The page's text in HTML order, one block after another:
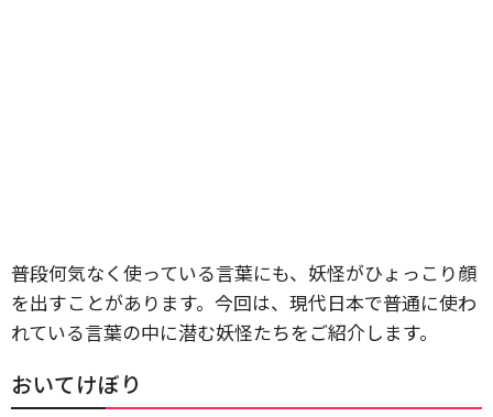
普段何気なく使っている言葉にも、妖怪がひょっこり顔
を出すことがあります。今回は、現代日本で普通に使わ
れている言葉の中に潜む妖怪たちをご紹介します。
おいてけぼり